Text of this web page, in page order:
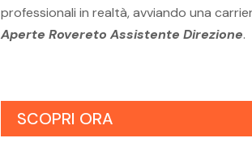
professionali in realtà, avviando una
Aperte Rovereto Assistente Direzione.
SCOPRI ORA